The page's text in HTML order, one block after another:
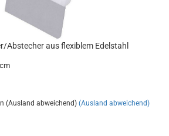
Abstecher aus flexiblem Edelstahl
(Ausland abweichend) (Ausland abweichend)